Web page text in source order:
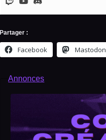
Partager :
Facebook Mastodon
Annonces